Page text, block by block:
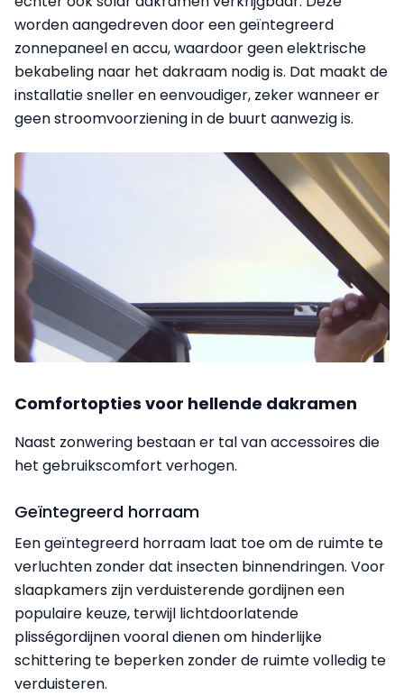
worden aangedreven door een geïntegreerd
zonnepaneel en accu, waardoor geen elektrische
bekabeling naar het dakraam nodig is. Dat maakt de
installatie sneller en eenvoudiger, zeker wanneer er
geen stroomvoorziening in de buurt aanwezig is.
Comfortopties voor hellende dakramen
Naast zonwering bestaan er tal van accessoires die
het gebruikscomfort verhogen.
Geïntegreerd horraam
Een geïntegreerd horraam laat toe om de ruimte te
verluchten zonder dat insecten binnendringen. Voor
slaapkamers zijn verduisterende gordijnen een
populaire keuze, terwijl lichtdoorlatende
plisségordijnen vooral dienen om hinderlijke
schittering te beperken zonder de ruimte volledig te
verduisteren.